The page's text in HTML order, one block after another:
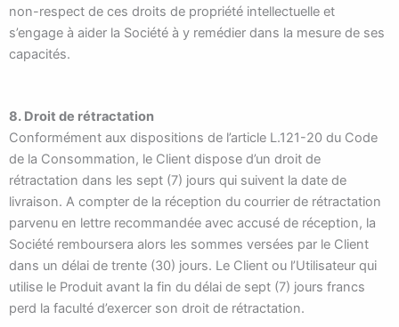
non-respect de ces droits de propriété intellectuelle et
s’engage à aider la Société à y remédier dans la mesure de ses
capacités.
8. Droit de rétractation
Conformément aux dispositions de l’article L.121-20 du Code
de la Consommation, le Client dispose d’un droit de
rétractation dans les sept (7) jours qui suivent la date de
livraison. A compter de la réception du courrier de rétractation
parvenu en lettre recommandée avec accusé de réception, la
Société remboursera alors les sommes versées par le Client
dans un délai de trente (30) jours. Le Client ou l’Utilisateur qui
utilise le Produit avant la fin du délai de sept (7) jours francs
perd la faculté d’exercer son droit de rétractation.